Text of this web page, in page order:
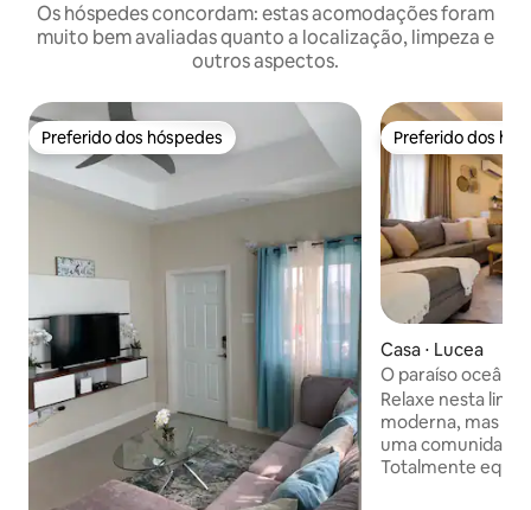
Os hóspedes concordam: estas acomodações foram
muito bem avaliadas quanto a localização, limpeza e
outros aspectos.
Preferido dos hóspedes
Preferido dos hóspedes Preferido dos
Preferido dos
Casa ⋅ Lucea
O paraíso
Relaxe nesta
moderna, mas
uma comunidade
Totalmente